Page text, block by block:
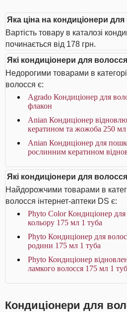
Яка ціна на кондиціонери
Вартість товару в каталозі
починається від 178 грн.
Які кондиціонери для
Недорогими товарами в
волосся є:
Agrado Кондиціонер для
флакон
Anian Кондиціонер
кератином та жожоба 250 мл
Anian Кондиціонер для
рослинним кератином
Які кондиціонери для
Найдорожчими товарами в
волосся інтернет-аптеки DS є:
Phyto Color Кондиціонер
кольору 175 мл 1 туба
Phyto Кондиціонер для
родини 175 мл 1 туба
Phyto Кондиціонер
ламкого волосся 175 мл 1
Кондиціонери для